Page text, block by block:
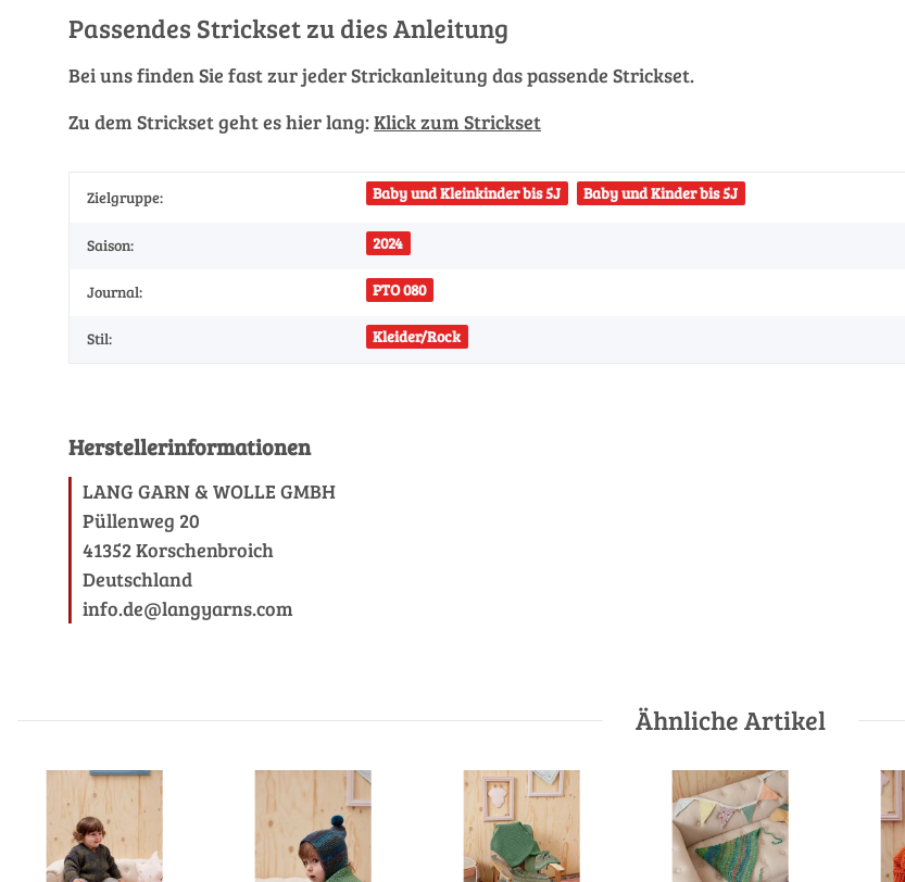
Passendes Strickset zu dies Anleitung
Bei uns finden Sie fast zur jeder Strickanleitung das passende Strickset.
Zu dem Strickset geht es hier lang:Klick zum Strickset
Zielgruppe: Baby und Kleinkinder bis 5J Baby und Kinder bis 5J
Saison: 2024
Journal: PTO 080
Stil: Kleider/Rock
Herstellerinformationen
LANG GARN & WOLLE GMBH
Püllenweg 20
41352 Korschenbroich
Deutschland
info.de@langyarns.com
Ähnliche Artikel